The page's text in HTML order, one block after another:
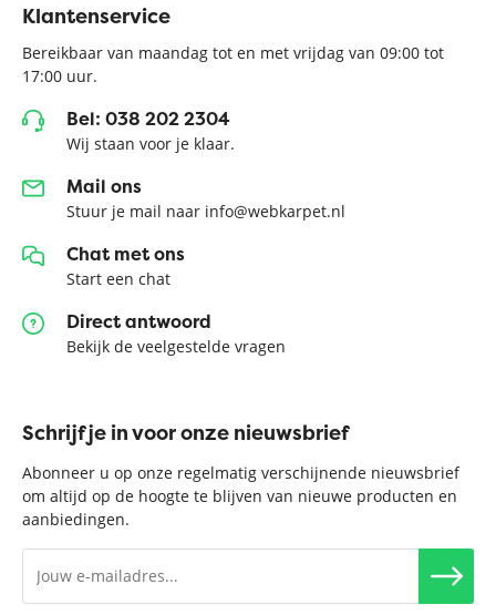
Klantenservice
Bereikbaar van maandag tot en met vrijdag van 09:00 tot
17:00 uur.
Bel: 038 202 2304
Wij staan voor je klaar.
Mail ons
Stuur je mail naar info@webkarpet.nl
Chat met ons
Start een chat
Direct antwoord
Bekijk de veelgestelde vragen
Schrijf je in voor onze nieuwsbrief
Abonneer u op onze regelmatig verschijnende nieuwsbrief
om altijd op de hoogte te blijven van nieuwe producten en
aanbiedingen.